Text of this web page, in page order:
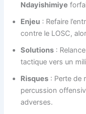
Ndayishimiye
Enjeu : Refaire
contre le LOSC,
Solutions :
tactique vers un
Risques : Perte de
percussion
adverses.